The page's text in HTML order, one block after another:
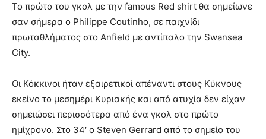
Το πρώτο του γκολ με την famous Red shirt θα σημείωνε
σαν σήμερα ο Philippe Coutinho, σε παιχνίδι
πρωταθλήματος στο Anfield με αντίπαλο την Swansea
City.
Οι Κόκκινοι ήταν εξαιρετικοί απέναντι στους Κύκνους
εκείνο το μεσημέρι Κυριακής και από ατυχία δεν είχαν
σημειώσει περισσότερα από ένα γκολ στο πρώτο
ημίχρονο. Στο 34′ ο Steven Gerrard από το σημείο του